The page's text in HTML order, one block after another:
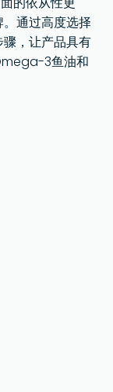
通过高度选择
，让产品具有
3鱼油和